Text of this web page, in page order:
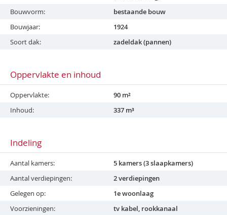
Bouwvorm
bestaande bouw
Bouwjaar
1924
Soort dak
zadeldak (pannen)
Oppervlakte en inhoud
Oppervlakte
90 m²
Inhoud
337 m³
Indeling
Aantal kamers
5 kamers (3 slaapkamers)
Aantal verdiepingen
2 verdiepingen
Gelegen op
1e woonlaag
Voorzieningen
tv kabel, rookkanaal